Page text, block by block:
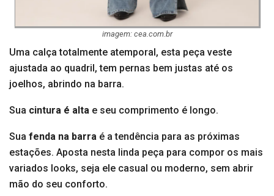
imagem: cea.com.br
Uma calça totalmente atemporal, esta peça veste
ajustada ao quadril, tem pernas bem justas até os
joelhos, abrindo na barra.
Sua cintura é alta e seu comprimento é longo.
Sua fenda na barra é a tendência para as próximas
estações. Aposta nesta linda peça para compor os mais
variados looks, seja ele casual ou moderno, sem abrir
mão do seu conforto.